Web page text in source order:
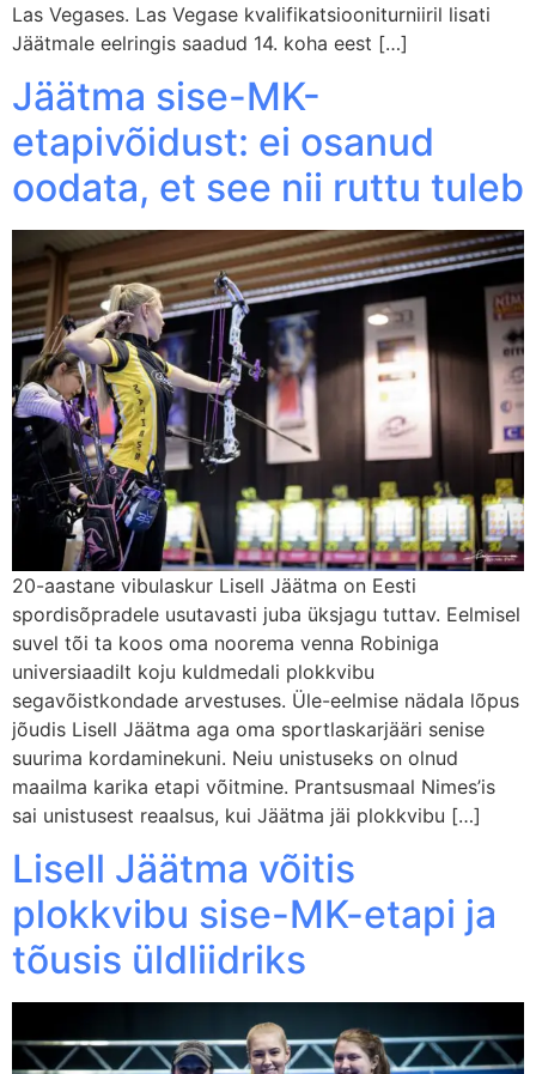
Las Vegases. Las Vegase kvalifikatsiooniturniiril lisati
Jäätmale eelringis saadud 14. koha eest […]
Jäätma sise-MK-
etapivõidust: ei osanud
oodata, et see nii ruttu tuleb
20-aastane vibulaskur Lisell Jäätma on Eesti
spordisõpradele usutavasti juba üksjagu tuttav. Eelmisel
suvel tõi ta koos oma noorema venna Robiniga
universiaadilt koju kuldmedali plokkvibu
segavõistkondade arvestuses. Üle-eelmise nädala lõpus
jõudis Lisell Jäätma aga oma sportlaskarjääri senise
suurima kordaminekuni. Neiu unistuseks on olnud
maailma karika etapi võitmine. Prantsusmaal Nimes’is
sai unistusest reaalsus, kui Jäätma jäi plokkvibu […]
Lisell Jäätma võitis
plokkvibu sise-MK-etapi ja
tõusis üldliidriks